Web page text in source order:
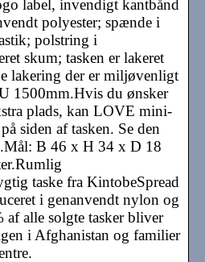
label, invendigt kantbånd
polyester; spænde i
polstring i
skum; tasken er lakeret
lakering der er miljøvenligt
1500mm.Hvis du ønsker
plads, kan LOVE mini-
siden af tasken. Se den
B 46 x H 34 x D 18
taske fra KintobeSpread
i genanvendt nylon og
af alle solgte tasker bliver
i Afghanistan og familier